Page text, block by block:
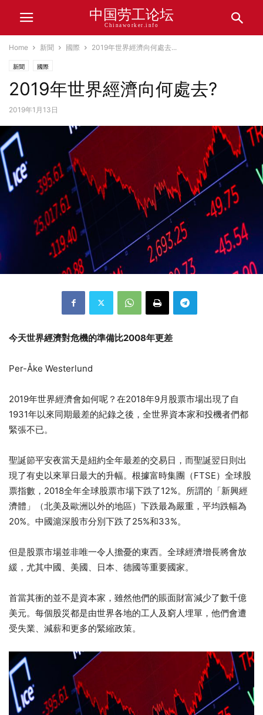
中国劳工论坛
Chinaworker.info
Home 新聞 國際 2019年世界經濟向何處去...
新聞 國際
2019年世界經濟向何處去?
2019年1月13日
今天世界經濟對危機的準備比2008年更差
Per-Åke Westerlund
2019年世界經濟會如何呢？在2018年9月股票市場出現了自
1931年以來同期最差的紀錄之後，全世界資本家和投機者們都
緊張不已。
聖誕節平安夜當天是紐約全年最差的交易日，而聖誕翌日則出
現了有史以來單日最大的升幅。根據富時集團（FTSE）全球股
票指數，2018全年全球股票市場下跌了12%。所謂的「新興經
濟體」（北美及歐洲以外的地區）下跌最為嚴重，平均跌幅為
20%。中國滬深股市分別下跌了25%和33%。
但是股票市場並非唯一令人擔憂的東西。全球經濟增長將會放
緩，尤其中國、美國、日本、德國等重要國家。
首當其衝的並不是資本家，雖然他們的賬面財富減少了數千億
美元。每個股災都是由世界各地的工人及窮人埋單，他們會遭
受失業、減薪和更多的緊縮政策。